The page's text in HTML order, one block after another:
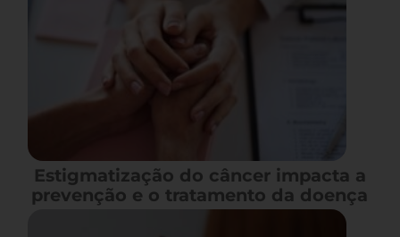
Estigmatização do câncer impacta a
prevenção e o tratamento da doença